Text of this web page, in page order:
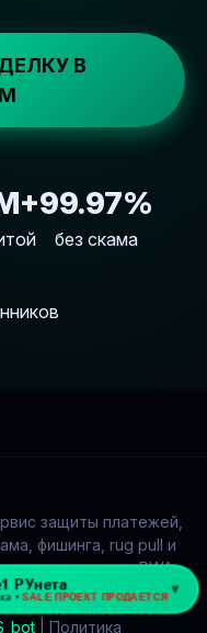
В
99.97%
без скама
защиты платежей,
фишинга, rug pull и
криптовалют, RWA,
золота.
| Политика